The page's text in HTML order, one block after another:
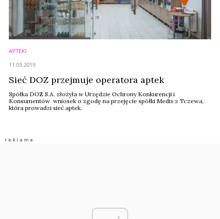
APTEKI
Sieć DOZ przejmuje operatora aptek
Spółka DOZ S.A. złożyła w Urzędzie Ochrony Konkurencji i
Konsumentów wniosek o zgodę na przejęcie spółki Medix z Tczewa,
która prowadzi sieć aptek.
11.03.2019